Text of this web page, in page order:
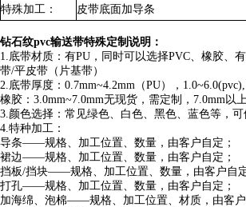
特殊加工：
皮带底面加导条
钻石纹pvc输送带特殊定制说明：
1.底带材质：有PU，同时可以选择PVC、橡胶、
带/平皮带（片基带）
2.底带厚度：0.7mm~4.2mm（PU），
橡胶：3.0mm~7.0mm无现货，需定制，7.0mm以
3.颜色选择：常见绿色、白色、黑色、蓝色等，可
4.特种加工：
导条——规格、加工位置、数量，由客户自定；
裙边——规格、加工位置、数量，由客户自定；
挡板/挡块——规格、加工位置、数量，由客户自
打孔——规格、加工位置、数量，由客户自定；
加海绵、泡棉——规格、加工位置、材质，由客户